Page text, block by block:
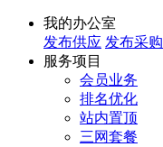
我的办公室
发布供应 发布采购
服务项目
会员业务
排名优化
站内置顶
三网套餐